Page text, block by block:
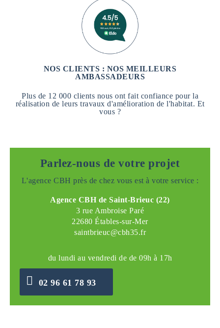
NOS CLIENTS : NOS MEILLEURS
AMBASSADEURS
Plus de 12 000 clients nous ont fait confiance pour la
réalisation de leurs travaux d'amélioration de l'habitat. Et
vous ?
Parlez-nous de votre projet
L'agence CBH près de chez vous est à votre service :
Agence CBH de Saint-Brieuc (22)
3 rue Ambroise Paré
22680 Étables-sur-Mer
saintbrieuc@cbh35.fr
du lundi au vendredi de de 09h à 17h
02 96 61 78 93